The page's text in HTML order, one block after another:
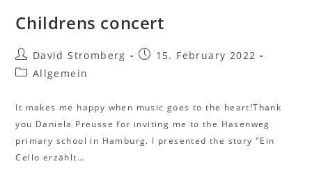
Childrens concert
David Stromberg
15. February 2022
Allgemein
It makes me happy when music goes to the heart!Thank
you Daniela Preusse for inviting me to the Hasenweg
primary school in Hamburg. I presented the story "Ein
Cello erzählt…